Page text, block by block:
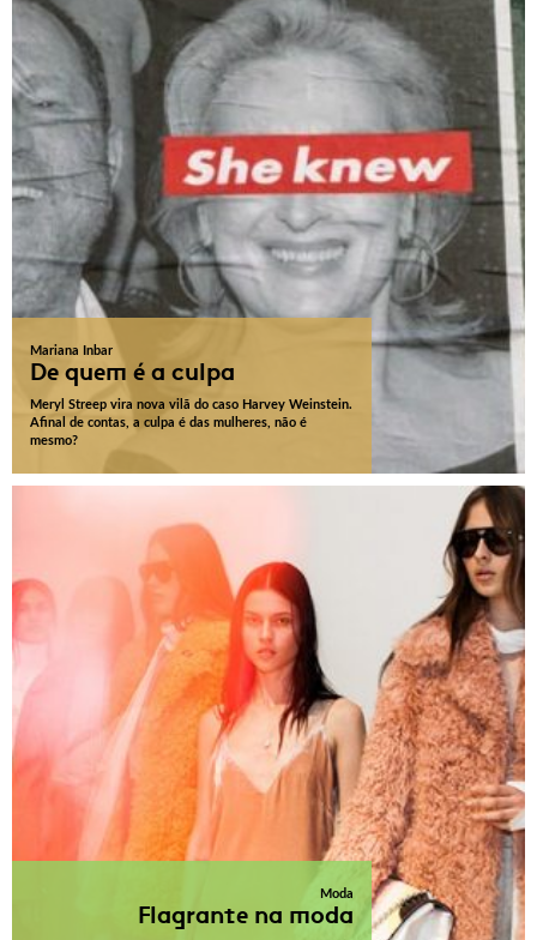
Mariana Inbar
De quem é a culpa
Meryl Streep vira nova vilã do caso Harvey Weinstein.
Afinal de contas, a culpa é das mulheres, não é
mesmo?
Moda
Flagrante na moda